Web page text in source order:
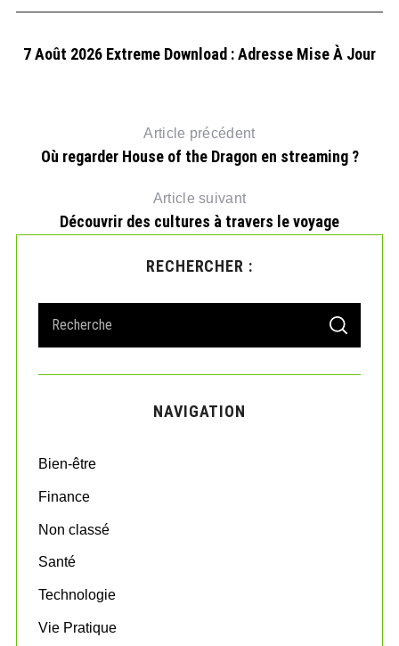
7 Août 2026 Extreme Download : Adresse Mise À Jour
Article précédent
Où regarder House of the Dragon en streaming ?
Article suivant
Découvrir des cultures à travers le voyage
RECHERCHER :
a
r
o
:
S
A
C
NAVIGATION
Bien-être
Finance
Non classé
Santé
Technologie
Vie Pratique